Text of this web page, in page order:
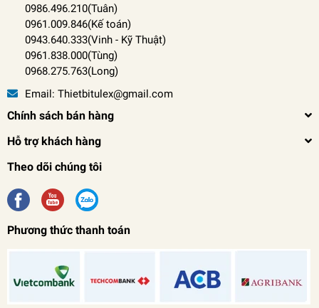
0986.496.210(Tuân)
0961.009.846(Kế toán)
0943.640.333(Vinh - Kỹ Thuật)
0961.838.000(Tùng)
0968.275.763(Long)
Email: Thietbitulex@gmail.com
Chính sách bán hàng
Hỗ trợ khách hàng
Theo dõi chúng tôi
Phương thức thanh toán